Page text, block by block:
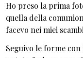
Ho preso la prima
quella della
facevo nei miei
Seguivo le forme con